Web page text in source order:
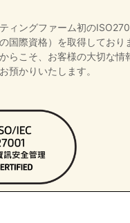
ィングファーム初の
国際資格）を取得しており
らこそ、お客様の大切な情
預かりいたします。